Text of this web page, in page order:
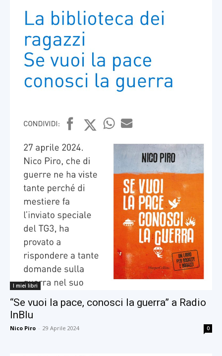
I miei libri
“Se vuoi la pace, conosci la guerra” a Radio
InBlu
Nico Piro - 29 Aprile 2024 0